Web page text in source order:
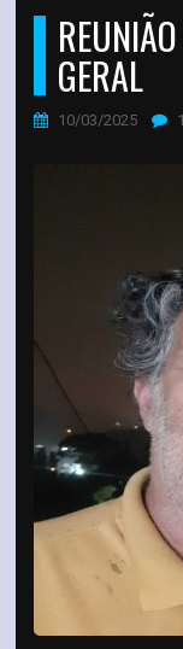
GERAL
10/03/2025